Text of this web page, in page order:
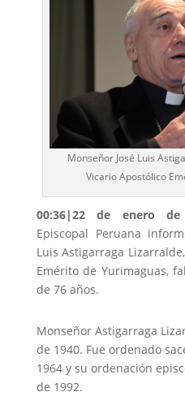
Monseñor José Luis
Vicario Apostólico
00:36|22 de enero de
Episcopal Peruana
Luis Astigarraga
Emérito de Yurimaguas,
de 76 años.
Monseñor Astigarraga
de 1940. Fue ordenado
1964 y su ordenación
de 1992.